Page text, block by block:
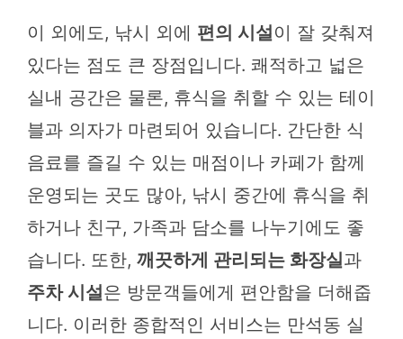
이 외에도, 낚시 외에 편의 시설이 잘 갖춰져
있다는 점도 큰 장점입니다. 쾌적하고 넓은
실내 공간은 물론, 휴식을 취할 수 있는 테이
블과 의자가 마련되어 있습니다. 간단한 식
음료를 즐길 수 있는 매점이나 카페가 함께
운영되는 곳도 많아, 낚시 중간에 휴식을 취
하거나 친구, 가족과 담소를 나누기에도 좋
습니다. 또한, 깨끗하게 관리되는 화장실과
주차 시설은 방문객들에게 편안함을 더해줍
니다. 이러한 종합적인 서비스는 만석동 실